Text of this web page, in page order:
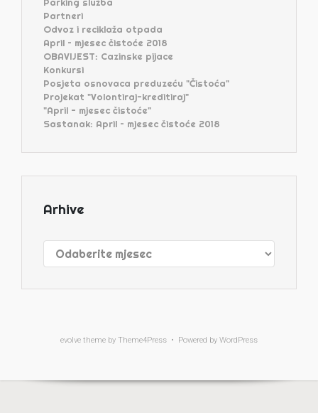
Partneri
Odvoz i reciklaža otpada
April – mjesec čistoće 2018
OBAVIJEST: Cazinske pijace
Konkursi
Posjeta osnovaca preduzeću "Čistoća"
Projekat "Volontiraj-kreditiraj"
"April - mjesec čistoće"
Sastanak: April – mjesec čistoće 2018
Arhive
evolve theme by Theme4Press • Powered by WordPress